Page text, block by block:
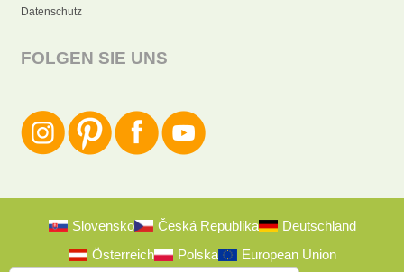
Datenschutz
FOLGEN SIE UNS
Slovensko Česká Republika
Deutschland
Österreich
Polska European Union